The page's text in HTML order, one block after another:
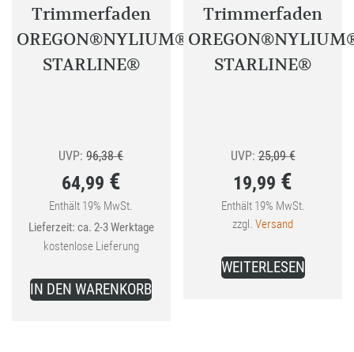
Trimmerfaden
OREGON®NYLIUM®
STARLINE®
UVP: 96,38€Ursprünglicher
war:
96,38 €
64,99 €
Aktueller
Preis
64,99 €.
Enthält 19% MwSt.
Lieferzeit: ca. 2-3 Werktage
kostenlose Lieferung
IN DEN WARENKORB
Trimmerfaden
STARLINE®
UVP: 25,09€
war:
19,99 €
Aktueller
Preis
ist:
19,99 €.
Enthält 19% MwSt.
zzgl.Versand
WEITERLESEN